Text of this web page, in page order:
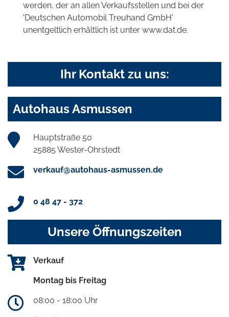
werden, der an allen Verkaufsstellen und bei der
'Deutschen Automobil Treuhand GmbH'
unentgeltlich erhältlich ist unter www.dat.de.
Ihr Kontakt zu uns:
Autohaus Asmussen
Hauptstraße 50
25885 Wester-Ohrstedt
verkauf@autohaus-asmussen.de
0 48 47 - 372
Unsere Öffnungszeiten
Verkauf
Montag bis Freitag
08:00 - 18:00 Uhr